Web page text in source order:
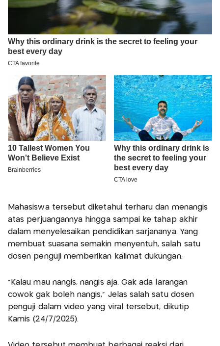
Mahasiswa tersebut diketahui terharu dan menangis
atas perjuangannya hingga sampai ke tahap akhir
dalam menyelesaikan pendidikan sarjananya. Yang
membuat suasana semakin menyentuh, salah satu
dosen penguji memberikan kalimat dukungan.
“Kalau mau nangis, nangis aja. Gak ada larangan
cowok gak boleh nangis,” Jelas salah satu dosen
penguji dalam video yang viral tersebut, dikutip
Kamis (24/7/2025).